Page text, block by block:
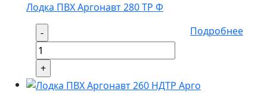
Лодка ПВХ Аргонавт 280 ТР Ф
Подробнее